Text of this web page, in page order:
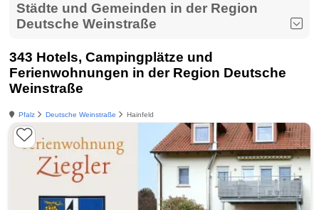
Städte und Gemeinden in der Region
Deutsche Weinstraße
343 Hotels, Campingplätze und
Ferienwohnungen in der Region Deutsche
Weinstraße
Pfalz Deutsche Weinstraße Hainfeld